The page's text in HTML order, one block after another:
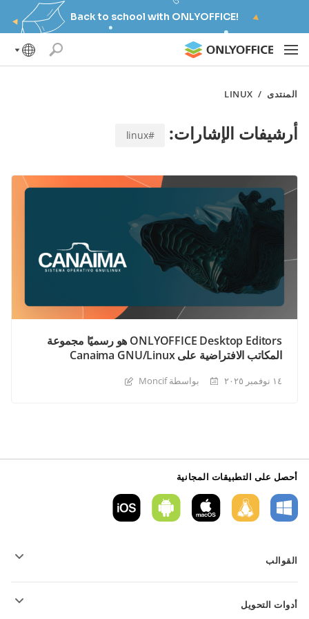
Back to school with ONLYOFFICE!
المنتدى /
LINUX
أرشيفات الإشارات: #linux
ONLYOFFICE Desktop Editors هو رسميًا مجموعة
المكاتب الافتراضية على Canaima GNU/Linux
١٤ نوفمبر ٢٠٢٥ بواسطة Moncif
أحصل على التطبيقات المجانية
القوالب
قوالب المستندات النصية
أدوات التحويل